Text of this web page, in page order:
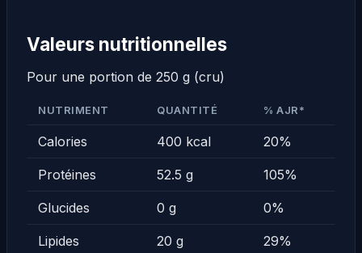
Valeurs nutritionnelles
Pour une portion de 250 g (cru)
NUTRIMENT QUANTITÉ % AJR*
Calories 400 kcal 20%
Protéines 52.5 g 105%
Glucides 0 g 0%
Lipides 20 g 29%